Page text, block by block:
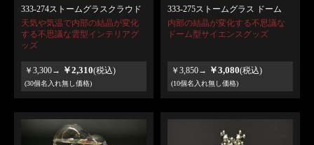
333-274ストームグラスクラウド
天気や気温で内部の結晶が変化
する不思議な雲型インテリアグ
ッズ
￥3,300→ ￥2,310(税込)
(30個名入れ無し価格)
333-275ストームグラス ドーム
内部の結晶が変化する不思議な
ドーム型サイエンスグッズ
￥3,850→ ￥3,080(税込)
(10個名入れ無し価格)